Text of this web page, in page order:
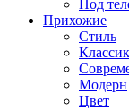
Под
Прихожие
Стиль
Модерн
Цвет